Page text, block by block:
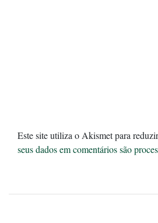
Este site utiliza o Akismet para
seus dados em comentários são